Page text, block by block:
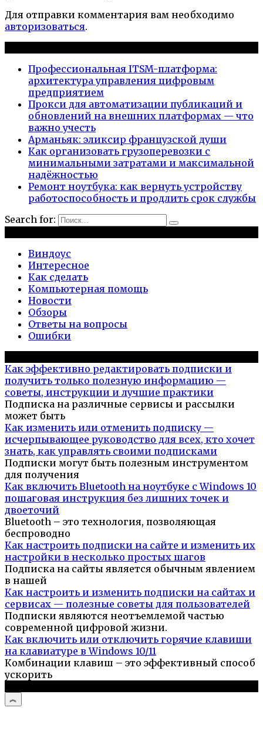
Для отправки комментария вам необходимо
авторизоваться.
Профессиональная ITSM-платформа:
архитектура управления цифровым
предприятием
Прокси для автоматизации публикаций и
обновлений на внешних платформах — что
важно учесть
Арманьяк: эликсир французской души
Как организовать грузоперевозки с
минимальными затратами и максимальной
надёжностью
Ремонт ноутбука: как вернуть устройству
работоспособность и продлить срок службы
Search for:
Виндоус
Интересное
Как сделать
Компьютерная помощь
Новости
Обзоры
Ответы на вопросы
Ошибки
Как эффективно редактировать подписки и
получить только полезную информацию —
советы, инструкции и лучшие практики
Подписка на различные сервисы и рассылки
может быть
Как изменить или отменить подписку —
исчерпывающее руководство для всех, кто хочет
знать, как управлять своими подписками
Подписки могут быть полезным инструментом
для получения
Как включить Bluetooth на ноутбуке с Windows 10
пошаговая инструкция без лишних точек и
двоеточий
Bluetooth – это технология, позволяющая
беспроводно
Как настроить подписки на сайте и изменить их
настройки в несколько простых шагов
Подписка на сайты является обычным явлением
в нашей
Как настроить и изменить подписки на сайтах и
сервисах — полезные советы для пользователей
Подписки являются неотъемлемой частью
современной цифровой жизни.
Как включить или отключить горячие клавиши
на клавиатуре в Windows 10/11
Комбинации клавиш – это эффективный способ
ускорить